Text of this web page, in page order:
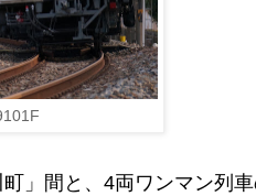
」間と、4両ワンマン列